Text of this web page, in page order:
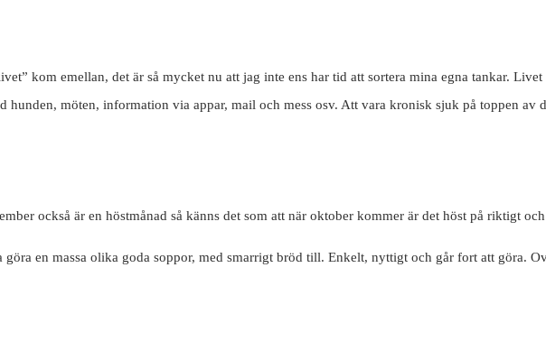
kom emellan, det är så mycket nu att jag inte ens har tid att sortera mina egna tankar.
möten, information via appar, mail och mess osv. Att vara kronisk sjuk på toppen av
också är en höstmånad så känns det som att när oktober kommer är det höst på riktigt
göra en massa olika goda soppor, med smarrigt bröd till. Enkelt, nyttigt och går fort att göra.